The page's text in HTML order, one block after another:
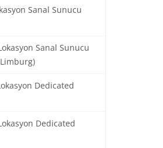
Sanal Sunucu
Sanal Sunucu
Dedicated
Dedicated